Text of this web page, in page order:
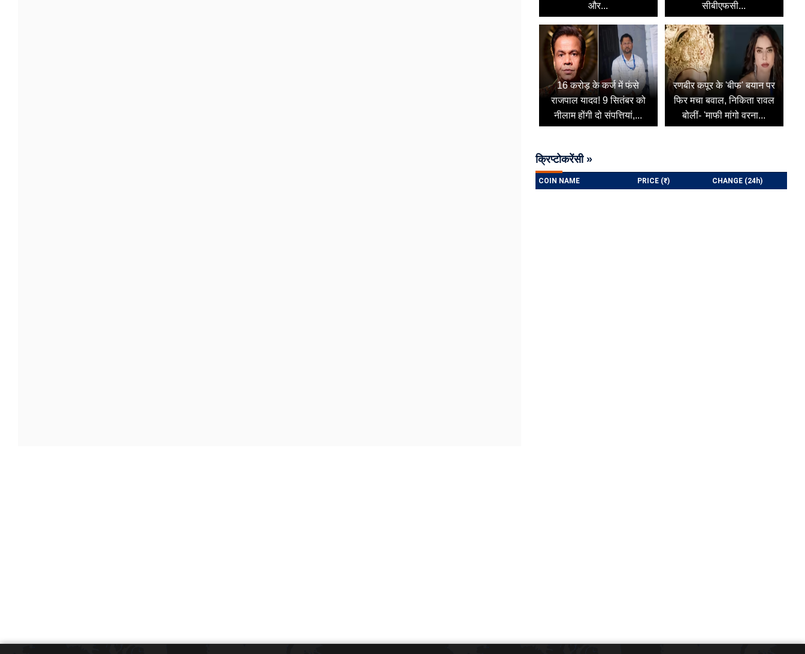
और...
सीबीएफसी...
16 करोड़ के कर्ज में फंसे
राजपाल यादव! 9 सितंबर को
नीलाम होंगी दो संपत्तियां,...
रणबीर कपूर के 'बीफ' बयान पर
फिर मचा बवाल, निकिता रावल
बोलीं- 'माफी मांगो वरना...
क्रिप्टोकरेंसी »